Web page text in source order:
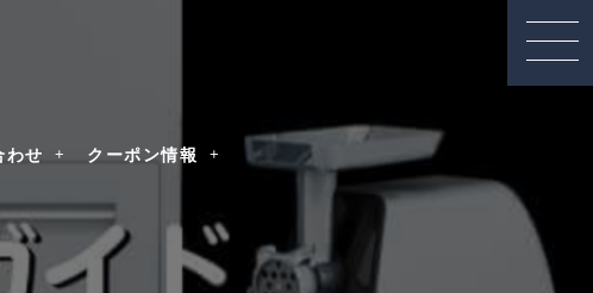
わせ クーポン情報